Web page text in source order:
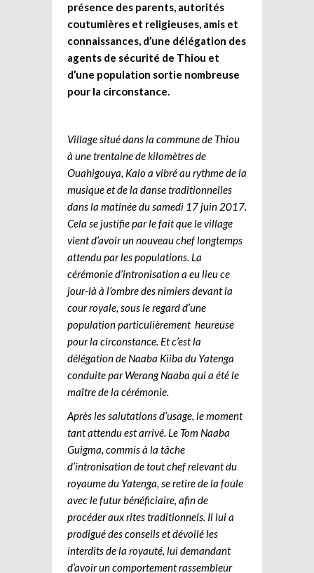
présence des parents, autorités
coutumières et religieuses, amis et
connaissances, d’une délégation des
agents de sécurité de Thiou et
d’une population sortie nombreuse
pour la circonstance.
Village situé dans la commune de Thiou
à une trentaine de kilomètres de
Ouahigouya, Kalo a vibré au rythme de la
musique et de la danse traditionnelles
dans la matinée du samedi 17 juin 2017.
Cela se justifie par le fait que le village
vient d’avoir un nouveau chef longtemps
attendu par les populations. La
cérémonie d’intronisation a eu lieu ce
jour-là à l’ombre des nimiers devant la
cour royale, sous le regard d’une
population particulièrement heureuse
pour la circonstance. Et c’est la
délégation de Naaba Kiiba du Yatenga
conduite par Werang Naaba qui a été le
maître de la cérémonie.
Après les salutations d’usage, le moment
tant attendu est arrivé. Le Tom Naaba
Guigma, commis à la tâche
d’intronisation de tout chef relevant du
royaume du Yatenga, se retire de la foule
avec le futur bénéficiaire, afin de
procéder aux rites traditionnels. Il lui a
prodigué des conseils et dévoilé les
interdits de la royauté, lui demandant
d’avoir un comportement rassembleur